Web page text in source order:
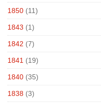
1850 (11)
1843 (1)
1842 (7)
1841 (19)
1840 (35)
1838 (3)